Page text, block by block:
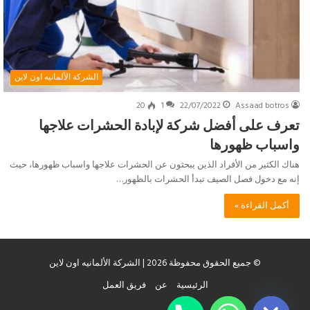
الشركة الألمانيه اون لاين
Assaad botros
22/07/2022
1
20
تعرف على أفضل شركة لإبادة الحشرات علاجها
واسباب ظهورها
هناك الكثير من الأفراد الذين يبحثون عن الحشرات علاجها واسباب ظهورها، حيث
إنه مع دخول فصل الصيف تبدأ الحشرات بالظهور…
أكمل القراءة »
© جميع الحقوق محفوظة 2026 | الشركة الألمانيه اون لاين
الرئيسية
عن فريق العمل